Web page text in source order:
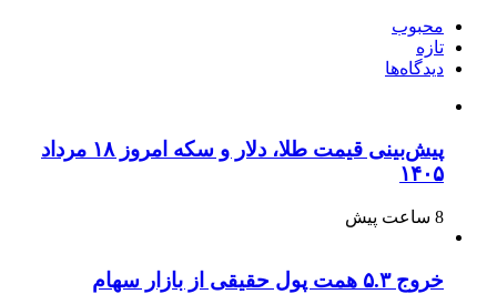
محبوب
تازه
دیدگاه‌ها
پیش‌بینی قیمت طلا، دلار و سکه امروز ۱۸ مرداد
۱۴۰۵
8 ساعت پیش
خروج ۵.۳ همت پول حقیقی از بازار سهام